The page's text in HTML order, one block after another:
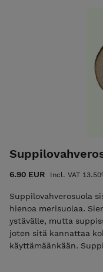
6.90 EUR Incl. VAT
Suppilovahverosuola
hienoa merisuolaa.
ystävälle, mutta
joten sitä kannattaa
käyttämäänkään.